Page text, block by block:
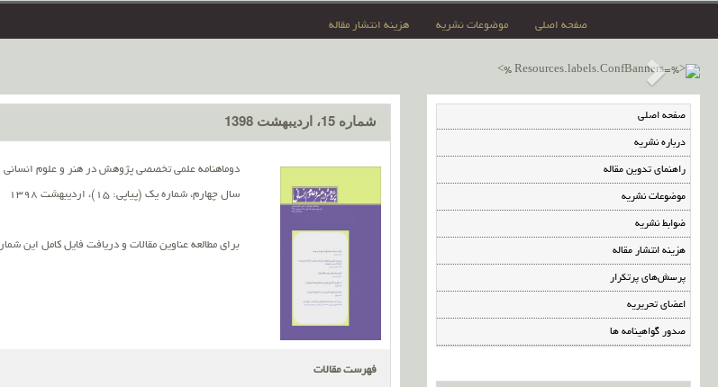
صفحه اصلی موضوعات نشریه هزینه انتشار مقاله
صفحه اصلی
درباره نشریه
راهنمای تدوین مقاله
موضوعات نشریه
ضوابط نشریه
هزینه انتشار مقاله
پرسش‌های پرتکرار
اعضای تحریریه
صدور گواهینامه ها
شماره 15، اردیبهشت 1398
دوماهنامه علمی تخصصی پژوهش در هنر و علوم انسانی
سال چهارم، شماره یک (پیاپی: 15)، اردیبهشت 1398
برای مطالعه عناوین مقالات و دریافت فایل کامل این
فهرست مقالات